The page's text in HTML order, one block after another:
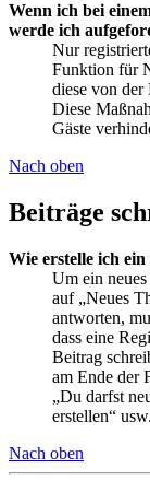
Wenn ich bei
werde ich
Nur
Funktion für
diese von
Diese
Gäste
Nach oben
Beiträge
Wie erstelle ich
Um ein
auf „Neues
antworten,
dass eine
Beitrag
am Ende der
„Du darfst
erstellen“ usw.
Nach oben